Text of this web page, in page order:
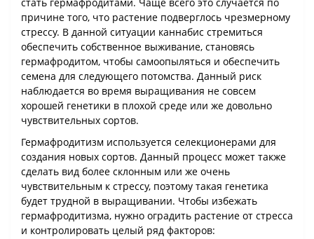
стать гермафродитами. Чаще всего это случается по
причине того, что растение подверглось чрезмерному
стрессу. В данной ситуации каннабис стремиться
обеспечить собственное выживание, становясь
гермафродитом, чтобы самоопыляться и обеспечить
семена для следующего потомства. Данный риск
наблюдается во время выращивания не совсем
хорошей генетики в плохой среде или же довольно
чувствительных сортов.
Гермафродитизм используется селекционерами для
создания новых сортов. Данный процесс может также
сделать вид более склонным или же очень
чувствительным к стрессу, поэтому такая генетика
будет трудной в выращивании. Чтобы избежать
гермафродитизма, нужно оградить растение от стресса
и контролировать целый ряд факторов: